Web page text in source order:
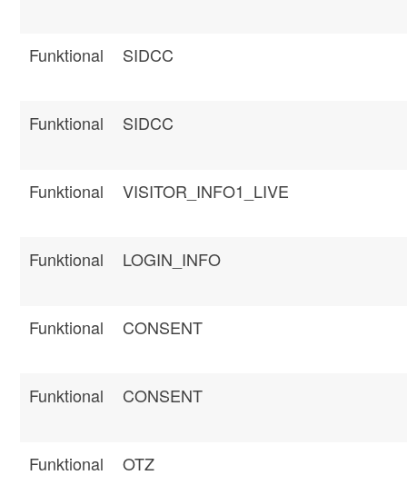
Funktional SIDCC
Funktional SIDCC
Funktional VISITOR_INFO1_LIVE
Funktional LOGIN_INFO
Funktional CONSENT
Funktional CONSENT
Funktional OTZ